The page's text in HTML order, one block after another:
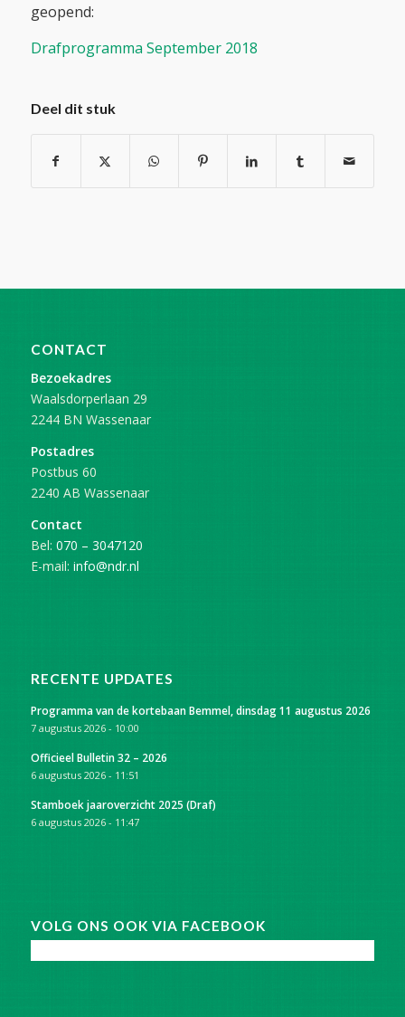
geopend:
Drafprogramma September 2018
Deel dit stuk
CONTACT
Bezoekadres
Waalsdorperlaan 29
2244 BN Wassenaar
Postadres
Postbus 60
2240 AB Wassenaar
Contact
Bel: 070 – 3047120
E-mail: info@ndr.nl
RECENTE UPDATES
Programma van de kortebaan Bemmel, dinsdag 11 augustus 2026
7 augustus 2026 - 10:00
Officieel Bulletin 32 – 2026
6 augustus 2026 - 11:51
Stamboek jaaroverzicht 2025 (Draf)
6 augustus 2026 - 11:47
VOLG ONS OOK VIA FACEBOOK